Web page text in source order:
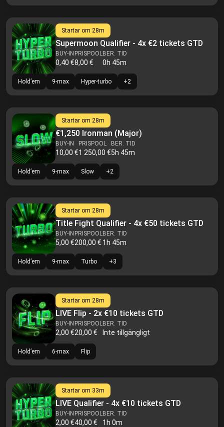
Startar om 28m
Supermoon Qualifier - 4x €2 tickets GTD
BUY-IN
0,40 €
PRISPOOL
8,00 €
BER. TID
0h 45m
Hold’em 9-max Hyper-turbo +2
Startar om 28m
€1,250 Ironman (Major)
BUY-IN
10,00 €
PRISPOOL
1 250,00 €
BER. TID
5h 45m
Hold’em 9-max Slow +2
Startar om 28m
Title Fight Qualifier - 4x €50 tickets GTD
BUY-IN
5,00 €
PRISPOOL
200,00 €
BER. TID
1h 45m
Hold’em 9-max Turbo +3
Startar om 28m
LIVE Flip - 2x €10 tickets GTD
BUY-IN
2,00 €
PRISPOOL
20,00 €
BER. TID
Inte tillgängligt
Hold’em 6-max Flip
Startar om 33m
LIVE Qualifier - 4x €10 tickets GTD
BUY-IN
2,00 €
PRISPOOL
40,00 €
BER. TID
1h 0m